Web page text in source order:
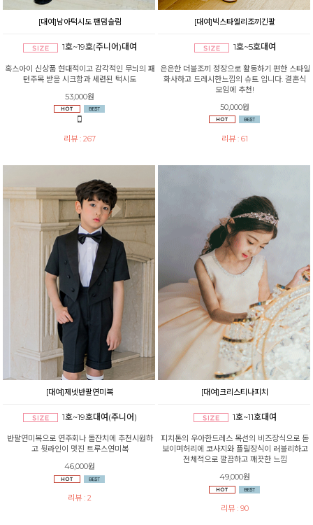
[대여]남아턱시도 팬덤슬림
1호~19호(주니어)대여
혹스아이 신상품 현대적이고 감각적인 무늬의 패
턴주목 받을 시크함과 세련된 턱시도
53,000원
리뷰 : 267
[대여]빅스타엘리조끼긴팔
1호~5호대여
은은한 더블조끼 정장으로 활동하기 편한 스타일
화사하고 드레시한느낌의 슈트 입니다. 결혼식
모임에 추천!
50,000원
리뷰 : 61
[대여]제넷반팔연미복
1호~19호대여(주니어)
반팔연미복으로 연주회나 돌잔치에 추천시원하
고 뒷라인이 멋진 트루스연미복
46,000원
리뷰 : 2
[대여]크리스티나피치
1호~11호대여
피치톤의 우아한드레스 목선의 비즈장식으로 돋
보이며허리에 코사지와 플릴장식이 러블리하고
전체적으로 깔끔하고 깨끗한 느낌
49,000원
리뷰 : 90